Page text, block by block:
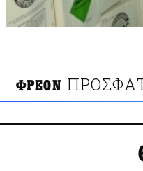
ΦΡΕΟΝ